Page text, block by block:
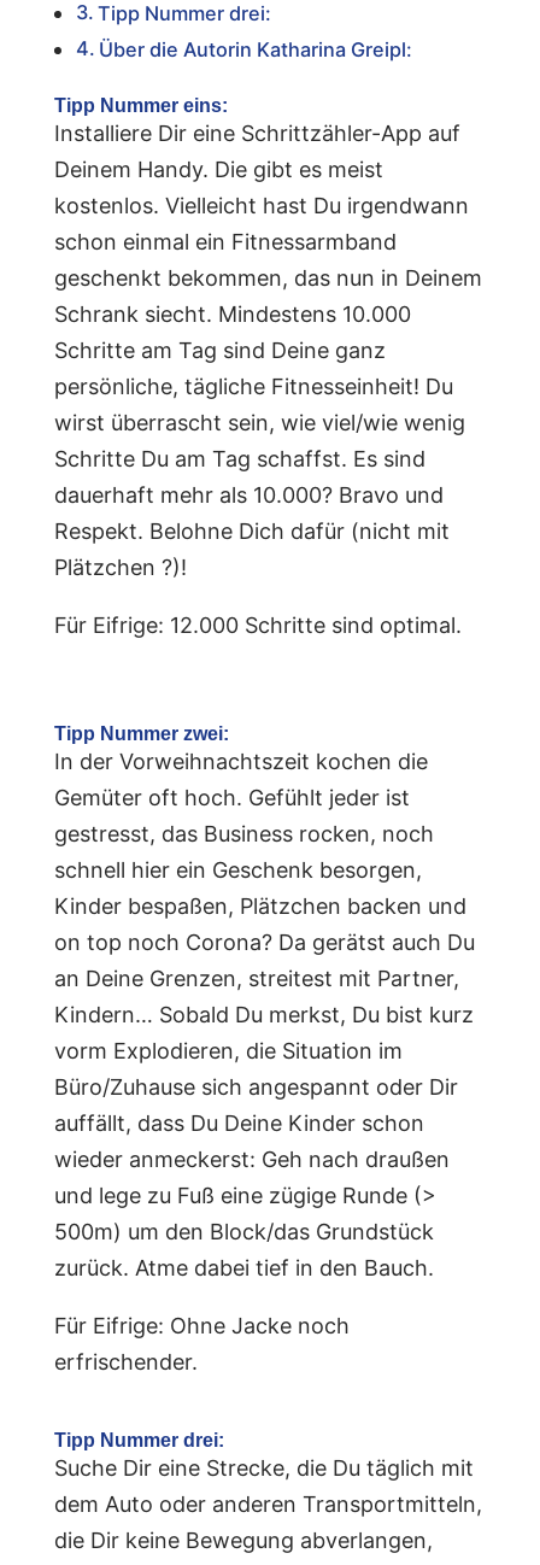
Tipp Nummer drei:
Über die Autorin Katharina Greipl:
Tipp Nummer eins:
Installiere Dir eine Schrittzähler-App auf
Deinem Handy. Die gibt es meist
kostenlos. Vielleicht hast Du irgendwann
schon einmal ein Fitnessarmband
geschenkt bekommen, das nun in Deinem
Schrank siecht. Mindestens 10.000
Schritte am Tag sind Deine ganz
persönliche, tägliche Fitnesseinheit! Du
wirst überrascht sein, wie viel/wie wenig
Schritte Du am Tag schaffst. Es sind
dauerhaft mehr als 10.000? Bravo und
Respekt. Belohne Dich dafür (nicht mit
Plätzchen ?)!
Für Eifrige: 12.000 Schritte sind optimal.
Tipp Nummer zwei:
In der Vorweihnachtszeit kochen die
Gemüter oft hoch. Gefühlt jeder ist
gestresst, das Business rocken, noch
schnell hier ein Geschenk besorgen,
Kinder bespaßen, Plätzchen backen und
on top noch Corona? Da gerätst auch Du
an Deine Grenzen, streitest mit Partner,
Kindern… Sobald Du merkst, Du bist kurz
vorm Explodieren, die Situation im
Büro/Zuhause sich angespannt oder Dir
auffällt, dass Du Deine Kinder schon
wieder anmeckerst: Geh nach draußen
und lege zu Fuß eine zügige Runde (>
500m) um den Block/das Grundstück
zurück. Atme dabei tief in den Bauch.
Für Eifrige: Ohne Jacke noch
erfrischender.
Tipp Nummer drei:
Suche Dir eine Strecke, die Du täglich mit
dem Auto oder anderen Transportmitteln,
die Dir keine Bewegung abverlangen,